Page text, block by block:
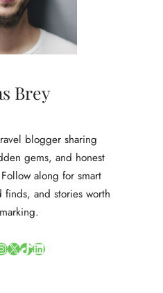
Brey
blogger sharing
gems, and honest
along for smart
and stories worth
X TikTok LinkedIn